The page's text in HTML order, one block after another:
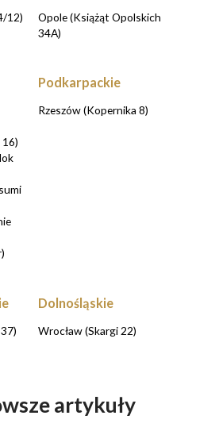
12)
Opole (Książąt Opolskich
34A)
Podkarpackie
Rzeszów (Kopernika 8)
Dolnośląskie
Wrocław (Skargi 22)
artykuły